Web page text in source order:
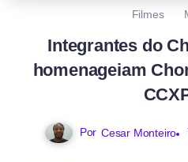
Filmes
Integrantes do
homenageiam
Por Cesar Monteiro